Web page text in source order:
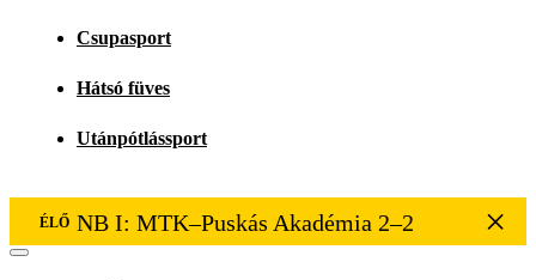
Csupasport
Hátsó füves
Utánpótlássport
ÉLŐ NB I: MTK–Puskás Akadémia 2–2